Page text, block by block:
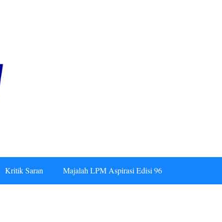
Kritik Saran Majalah LPM Aspirasi Edisi 96